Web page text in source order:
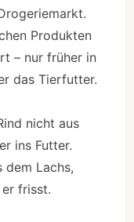
Produkten
– nur früher in
das Tierfutter.
nicht aus
ins Futter.
dem Lachs,
frisst.